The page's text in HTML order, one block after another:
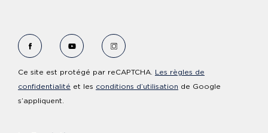
Voir le Facebook de Fondation Cervo
Voir le YouTube de Fondation Cervo
Voir le Instagram de Fondation
Ce site est protégé par reCAPTCHA. Les règles de
confidentialité et les conditions d’utilisation de Google
s’appliquent.